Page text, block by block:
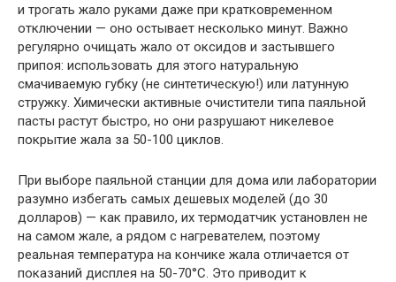
и трогать жало руками даже при кратковременном
отключении — оно остывает несколько минут. Важно
регулярно очищать жало от оксидов и застывшего
припоя: использовать для этого натуральную
смачиваемую губку (не синтетическую!) или латунную
стружку. Химически активные очистители типа паяльной
пасты растут быстро, но они разрушают никелевое
покрытие жала за 50-100 циклов.
При выборе паяльной станции для дома или лаборатории
разумно избегать самых дешевых моделей (до 30
долларов) — как правило, их термодатчик установлен не
на самом жале, а рядом с нагревателем, поэтому
реальная температура на кончике жала отличается от
показаний дисплея на 50-70°C. Это приводит к